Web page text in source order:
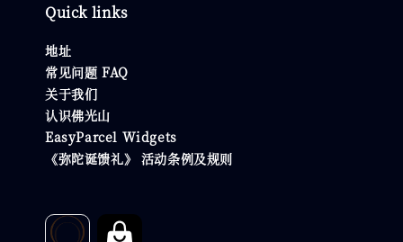
Quick links
地址
常见问题 FAQ
关于我们
认识佛光山
EasyParcel Widgets
《弥陀诞馈礼》 活动条例及规则